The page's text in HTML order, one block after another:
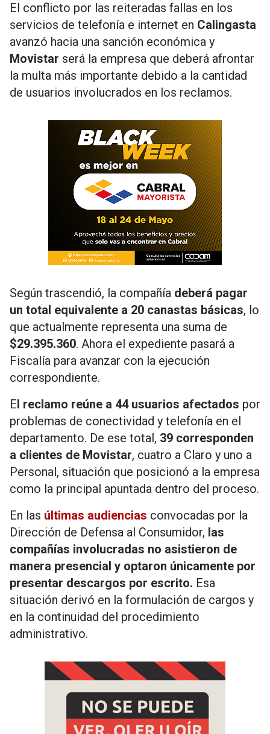
El conflicto por las reiteradas fallas en los
servicios de telefonía e internet en Calingasta
avanzó hacia una sanción económica y
Movistar será la empresa que deberá afrontar
la multa más importante debido a la cantidad
de usuarios involucrados en los reclamos.
Según trascendió, la compañía deberá pagar
un total equivalente a 20 canastas básicas, lo
que actualmente representa una suma de
$29.395.360. Ahora el expediente pasará a
Fiscalía para avanzar con la ejecución
correspondiente.
El reclamo reúne a 44 usuarios afectados por
problemas de conectividad y telefonía en el
departamento. De ese total, 39 corresponden
a clientes de Movistar, cuatro a Claro y uno a
Personal, situación que posicionó a la empresa
como la principal apuntada dentro del proceso.
En las últimas audiencias convocadas por la
Dirección de Defensa al Consumidor, las
compañías involucradas no asistieron de
manera presencial y optaron únicamente por
presentar descargos por escrito. Esa
situación derivó en la formulación de cargos y
en la continuidad del procedimiento
administrativo.